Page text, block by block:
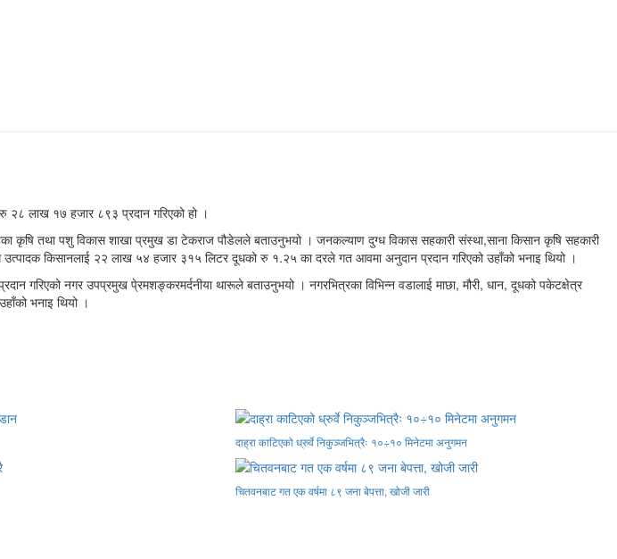
२८ लाख १७ हजार ८९३ प्रदान गरिएको हो ।
कृषि तथा पशु विकास शाखा प्रमुख डा टेकराज पौडेलले बताउनुभयो । जनकल्याण दुग्ध विकास सहकारी संस्था,साना किसान कृषि सहकारी
उत्पादक किसानलाई २२ लाख ५४ हजार ३१५ लिटर दूधको रु १.२५ का दरले गत आवमा अनुदान प्रदान गरिएको उहाँको भनाइ थियो ।
गरिएको नगर उपप्रमुख पे्रमशङ्करमर्दनीया थारूले बताउनुभयो । नगरभित्रका विभिन्न वडालाई माछा, मौरी, धान, दूधको पकेटक्षेत्र
भनाइ थियो ।
दाह्रा काटिएको ध्रुर्वे निकुञ्जभित्रैः १०÷१० मिनेटमा अनुगमन
चितवनबाट गत एक वर्षमा ८९ जना बेपत्ता, खोजी जारी